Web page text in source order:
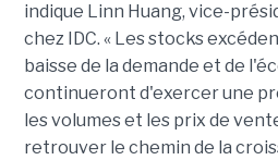
indique Linn Huang, vice-
chez IDC. « Les stocks
baisse de la demande et de
continueront d'exercer une
les volumes et les prix de
retrouver le chemin de la